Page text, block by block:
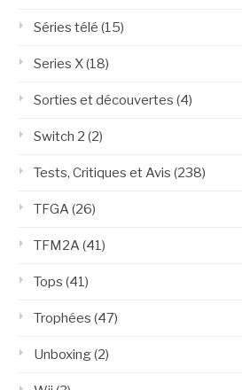
Séries télé (15)
Series X(18)
Sorties et découvertes (4)
Switch 2 (2)
Tests, Critiques et Avis (238)
TFGA(26)
TFM2A(41)
Tops (41)
Trophées (47)
Unboxing(2)